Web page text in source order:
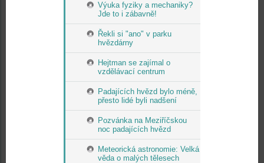
Výuka fyziky a mechaniky?
Jde to i zábavně!
Řekli si "ano" v parku
hvězdárny
Hejtman se zajímal o
vzdělávací centrum
Padajících hvězd bylo méně,
přesto lidé byli nadšení
Pozvánka na Meziříčskou
noc padajících hvězd
Meteorická astronomie: Velká
věda o malých tělesech